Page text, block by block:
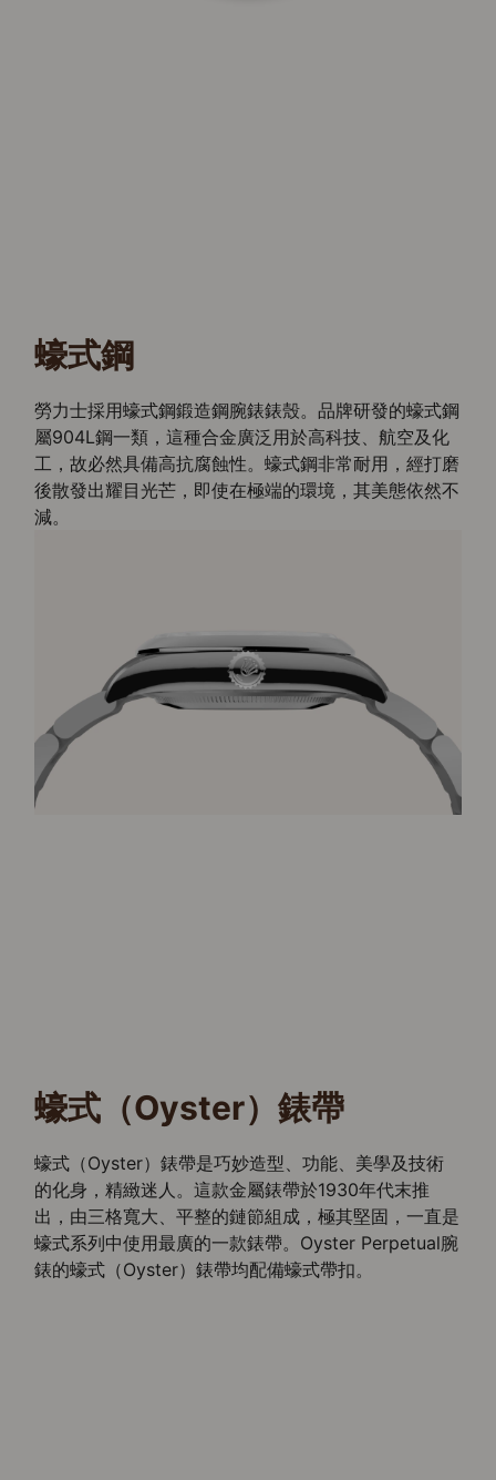
蠔式鋼
勞力士採用蠔式鋼鍛造鋼腕錶錶殼。品牌研發的蠔式鋼
屬904L鋼一類，這種合金廣泛用於高科技、航空及化
工，故必然具備高抗腐蝕性。蠔式鋼非常耐用，經打磨
後散發出耀目光芒，即使在極端的環境，其美態依然不
減。
蠔式（Oyster）錶帶
蠔式（Oyster）錶帶是巧妙造型、功能、美學及技術
的化身，精緻迷人。這款金屬錶帶於1930年代末推
出，由三格寬大、平整的鏈節組成，極其堅固，一直是
蠔式系列中使用最廣的一款錶帶。Oyster Perpetual腕
錶的蠔式（Oyster）錶帶均配備蠔式帶扣。